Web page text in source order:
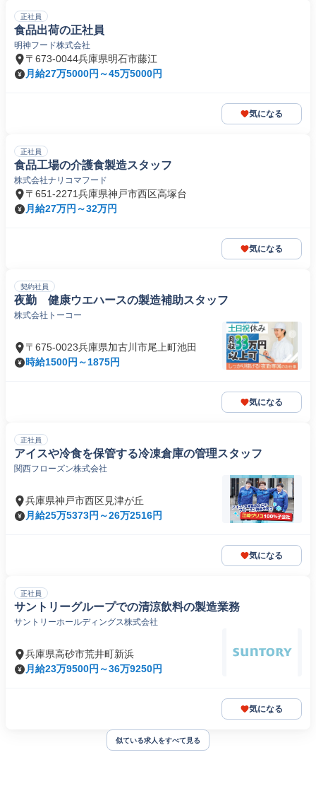
正社員
食品出荷の正社員
明神フード株式会社
〒673-0044兵庫県明石市藤江
月給27万5000円～45万5000円
気になる
正社員
食品工場の介護食製造スタッフ
株式会社ナリコマフード
〒651-2271兵庫県神戸市西区高塚台
月給27万円～32万円
気になる
契約社員
夜勤 健康ウエハースの製造補助スタッフ
株式会社トーコー
〒675-0023兵庫県加古川市尾上町池田
時給1500円～1875円
気になる
正社員
アイスや冷食を保管する冷凍倉庫の管理スタッフ
関西フローズン株式会社
兵庫県神戸市西区見津が丘
月給25万5373円～26万2516円
気になる
正社員
サントリーグループでの清涼飲料の製造業務
サントリーホールディングス株式会社
兵庫県高砂市荒井町新浜
月給23万9500円～36万9250円
気になる
似ている求人をすべて見る